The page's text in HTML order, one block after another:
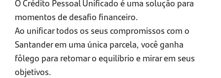
O Crédito Pessoal Unificado é uma solução para
momentos de desafio financeiro.
Ao unificar todos os seus compromissos com o
Santander em uma única parcela, você ganha
fôlego para retomar o equilíbrio e mirar em seus
objetivos.